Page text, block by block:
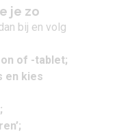
je zo
bij en volg
of -tablet;
en kies